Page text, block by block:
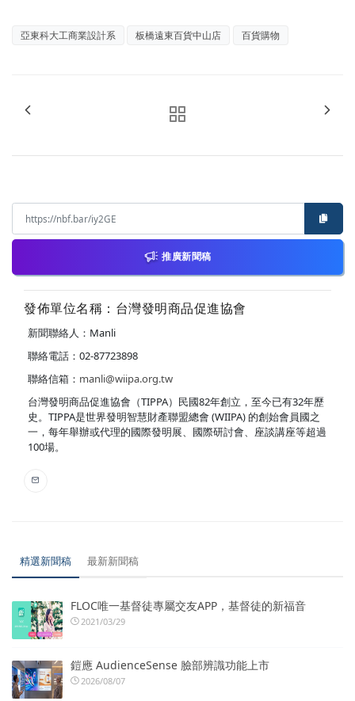
亞東科大工商業設計系 板橋遠東百貨中山店 百貨購物
推廣新聞稿
發佈單位名稱：台灣發明商品促進協會
新聞聯絡人：Manli
聯絡電話：02-87723898
聯絡信箱： manli@wiipa.org.tw
台灣發明商品促進協會（TIPPA）民國82年創立，至今已有32年歷
史。TIPPA是世界發明智慧財產聯盟總會 (WIIPA) 的創始會員國之
一，每年舉辦或代理的國際發明展、國際研討會、座談講座等超過
100場。
精選新聞稿 最新新聞稿
FLOC唯一基督徒專屬交友APP，基督徒的新福音
2021/03/29
鎧應 AudienceSense 臉部辨識功能上市
2026/08/07